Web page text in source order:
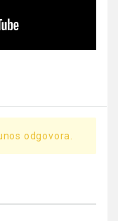
odgovora.